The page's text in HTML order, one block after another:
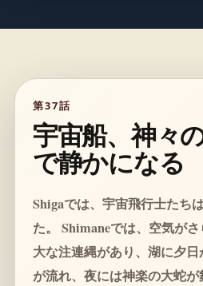
第37話
宇宙船、神々
で静かになる
Shigaでは、宇宙飛行士たち
た。 Shimaneでは、空気が
大な注連縄があり、湖に夕
が流れ、夜には神楽の大蛇